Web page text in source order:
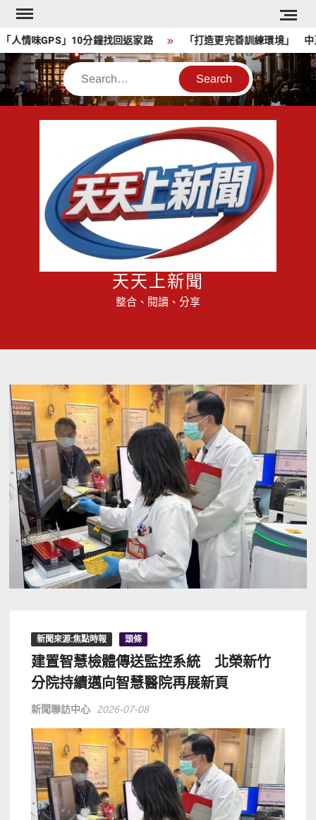
Skip
content
味GPS」10分鐘找回返家路 「打造更完善訓練環境」 中正
Search
天天上新聞
整合、閱讀、分享
新聞來源:焦點時報 頭條
建置智慧檢體傳送監控系統 北榮新竹
分院持續邁向智慧醫院再展新頁
新聞聯訪中心 2026-07-08